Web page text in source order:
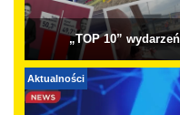
„TOP 10”
Aktualności